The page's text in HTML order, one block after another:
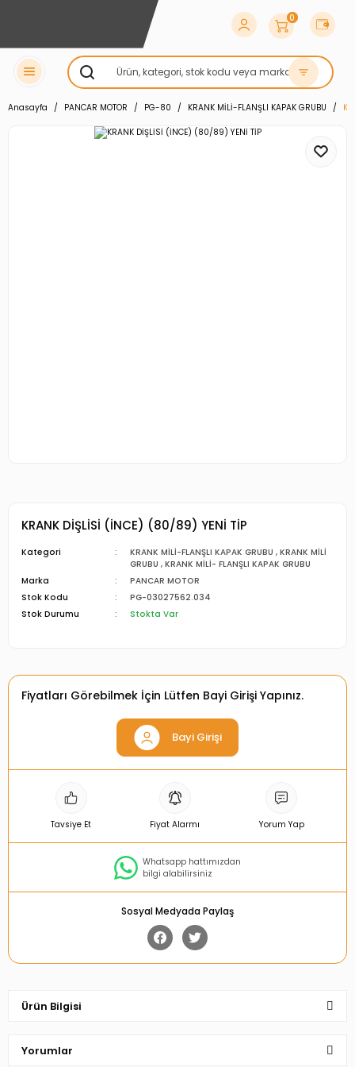
0
Anasayfa PANCAR MOTOR PG-80 KRANK MİLİ-FLANŞLI KAPAK GRUBU
KRANK DİŞLİSİ (İNCE) (80/89) YENİ TİP
Kategori KRANK MİLİ-FLANŞLI KAPAK GRUBU ,KRANK MİLİ
GRUBU ,KRANK MİLİ- FLANŞLI KAPAK GRUBU
Marka
PANCAR MOTOR
Stok Kodu
PG-03027562.034
Stok Durumu
Stokta Var
Fiyatları Görebilmek İçin Lütfen Bayi Girişi Yapınız.
Bayi Girişi
Tavsiye Et Fiyat Alarmı Yorum Yap
Whatsapp hattımızdan
bilgi alabilirsiniz
Sosyal Medyada Paylaş
Ürün Bilgisi
Yorumlar